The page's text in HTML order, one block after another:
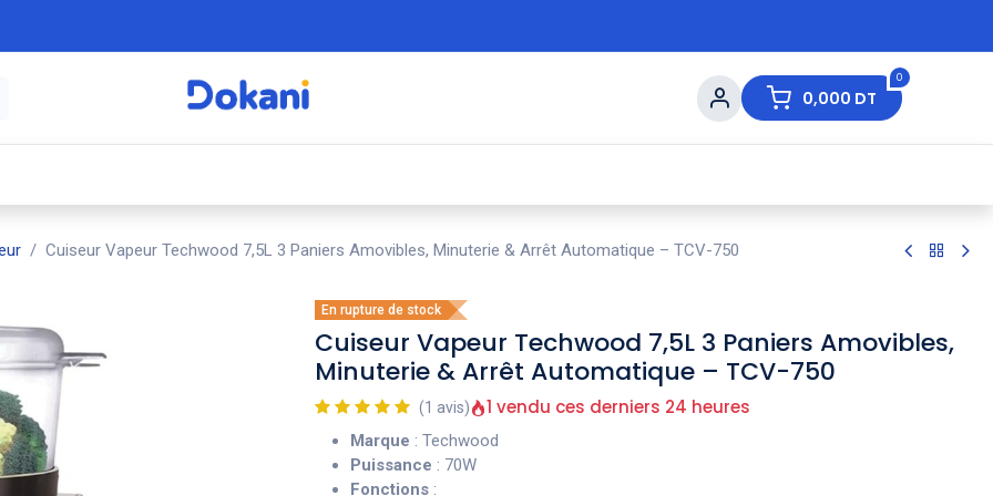
0
0,000 DT
Cuiseur Vapeur Techwood 7,5L 3 Paniers Amovibles, Minuterie & Arrêt Automatique – TCV-750
En rupture de stock
Cuiseur Vapeur Techwood 7,5L 3 Paniers Amovibles,
Minuterie & Arrêt Automatique – TCV-750
(1 avis) 1 vendu ces derniers 24 heures
Marque : Techwood
Puissance : 70W
Fonctions :